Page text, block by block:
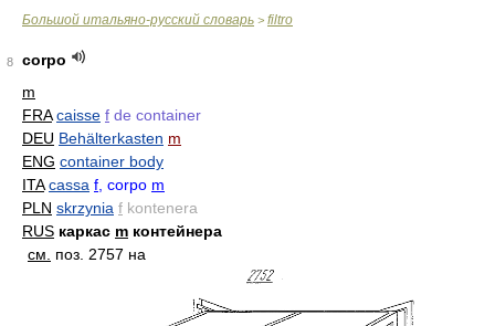
Большой итальяно-русский словарь > filtro
8
corpo
m
FRA caisse f de container
DEU Behälterkasten m
ENG container body
ITA cassa f , corpo m
PLN skrzynia f kontenera
RUS каркас m контейнера
см.
поз. 2757 на